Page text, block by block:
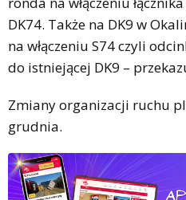
DK74. Także na DK9 w
na włączeniu S74 czyli
do istniejącej DK9 –
Zmiany organizacji ruchu
grudnia.